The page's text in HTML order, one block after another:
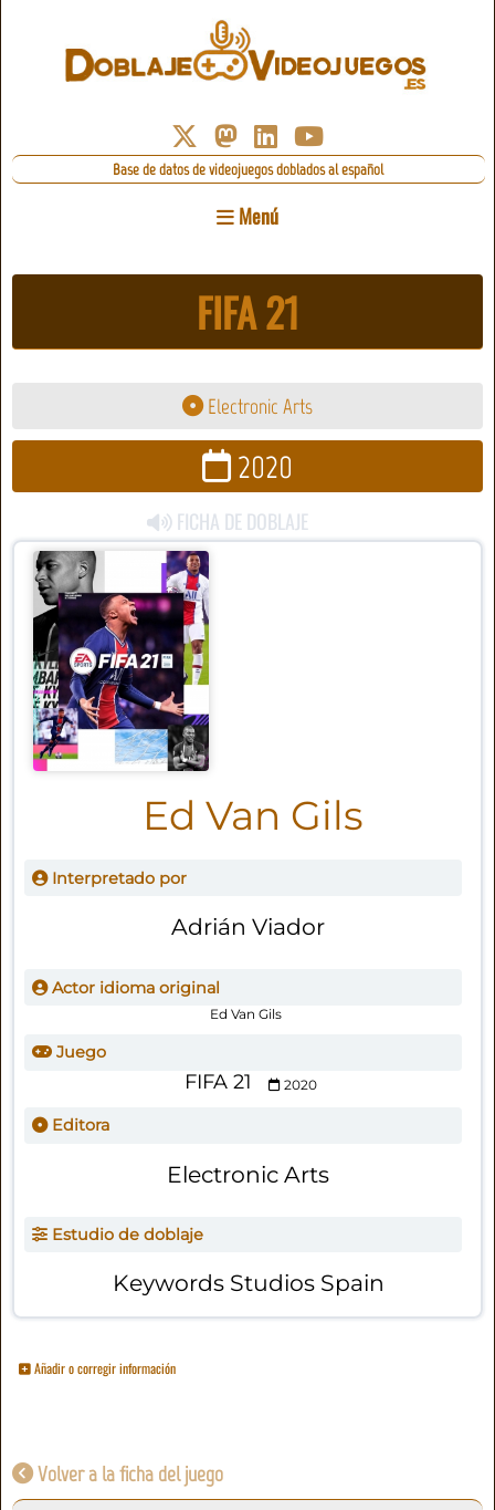
Base de datos de videojuegos doblados al español
Menú
FIFA 21
Electronic Arts
2020
FICHA DE DOBLAJE
Ed Van Gils
Interpretado por
Adrián Viador
Actor idioma original
Ed Van Gils
Juego
FIFA 21 2020
Editora
Electronic Arts
Estudio de doblaje
Keywords Studios Spain
Añadir o corregir información
Volver a la ficha del juego